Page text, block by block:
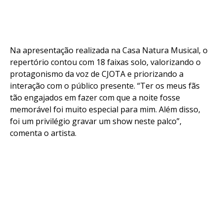
Na apresentação realizada na Casa Natura Musical, o
repertório contou com 18 faixas solo, valorizando o
protagonismo da voz de CJOTA e priorizando a
interação com o público presente. “Ter os meus fãs
tão engajados em fazer com que a noite fosse
memorável foi muito especial para mim. Além disso,
foi um privilégio gravar um show neste palco”,
comenta o artista.